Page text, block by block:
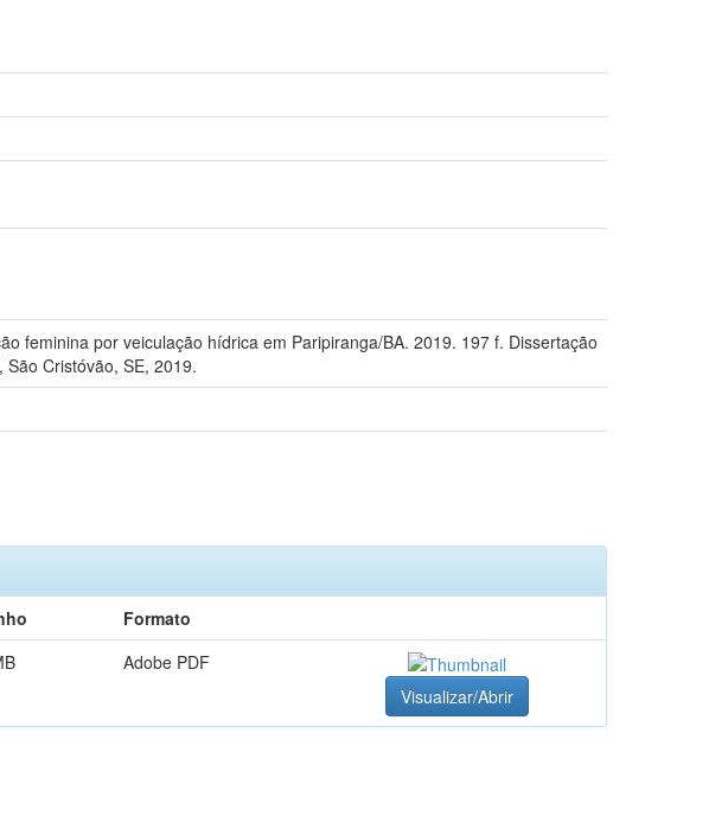
feminina por veiculação hídrica em Paripiranga/BA. 2019. 197 f. Dissertação
Cristóvão, SE, 2019.
Formato
Adobe PDF
Visualizar/Abrir